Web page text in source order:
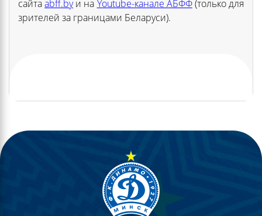
сайтаabff.byи на Youtube-канале АБФФ(только для
зрителей за границами Беларуси).